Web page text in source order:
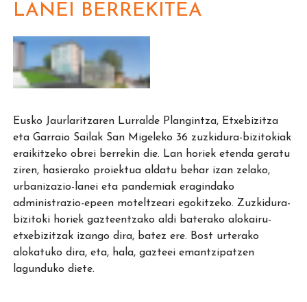
LANEI BERREKITEA
Eusko Jaurlaritzaren Lurralde Plangintza, Etxebizitza
eta Garraio Sailak San Migeleko 36 zuzkidura-bizitokiak
eraikitzeko obrei berrekin die. Lan horiek etenda geratu
ziren, hasierako proiektua aldatu behar izan zelako,
urbanizazio-lanei eta pandemiak eragindako
administrazio-epeen moteltzeari egokitzeko. Zuzkidura-
bizitoki horiek gazteentzako aldi baterako alokairu-
etxebizitzak izango dira, batez ere. Bost urterako
alokatuko dira, eta, hala, gazteei emantzipatzen
lagunduko diete.